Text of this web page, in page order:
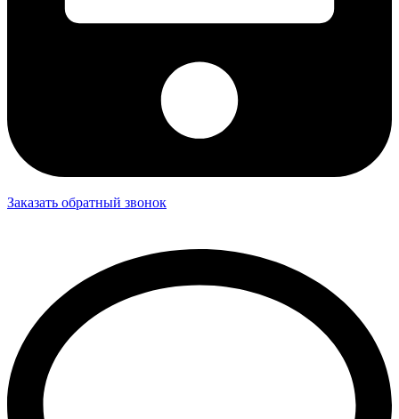
Заказать обратный звонок